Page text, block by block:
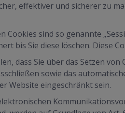
effektiver und sicherer zu
Cookies sind so genannte
bis Sie diese löschen. Diese
dass Sie über das Setzen
sowie das
Website eingeschränkt sein.